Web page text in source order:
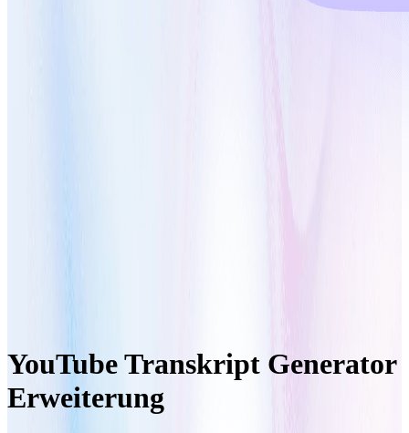
YouTube Transkript Generator
Erweiterung